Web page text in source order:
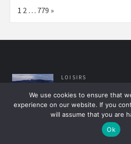
Page:
1 2 … 779 Next
»
LOISIRS
moment de
Aline Aucun
Les cirques sont une forme de
comprend quelque chose pour à
We use cookies to ensure that
experience on our website. If you
will assume that you are
Ok